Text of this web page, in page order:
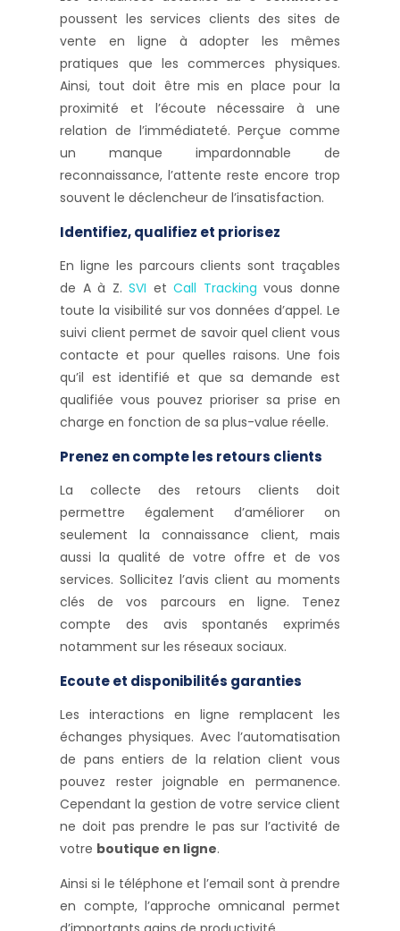
poussent les services clients des sites de
vente en ligne à adopter les mêmes
pratiques que les commerces physiques.
Ainsi, tout doit être mis en place pour la
proximité et l’écoute nécessaire à une
relation de l’immédiateté. Perçue comme
un manque impardonnable de
reconnaissance, l’attente reste encore trop
souvent le déclencheur de l’insatisfaction.
Identifiez, qualifiez et priorisez
En ligne les parcours clients sont traçables
de A à Z.SVI etCall Tracking vous donne
toute la visibilité sur vos données d’appel. Le
suivi client permet de savoir quel client vous
contacte et pour quelles raisons. Une fois
qu’il est identifié et que sa demande est
qualifiée vous pouvez prioriser sa prise en
charge en fonction de sa plus-value réelle.
Prenez en compte les retours clients
La collecte des retours clients doit
permettre également d’améliorer on
seulement la connaissance client, mais
aussi la qualité de votre offre et de vos
services. Sollicitez l’avis client au moments
clés de vos parcours en ligne. Tenez
compte des avis spontanés exprimés
notamment sur les réseaux sociaux.
Ecoute et disponibilités garanties
Les interactions en ligne remplacent les
échanges physiques. Avec l’automatisation
de pans entiers de la relation client vous
pouvez rester joignable en permanence.
Cependant la gestion de votre service client
ne doit pas prendre le pas sur l’activité de
votre boutique en ligne.
Ainsi si le téléphone et l’email sont à prendre
en compte, l’approche omnicanal permet